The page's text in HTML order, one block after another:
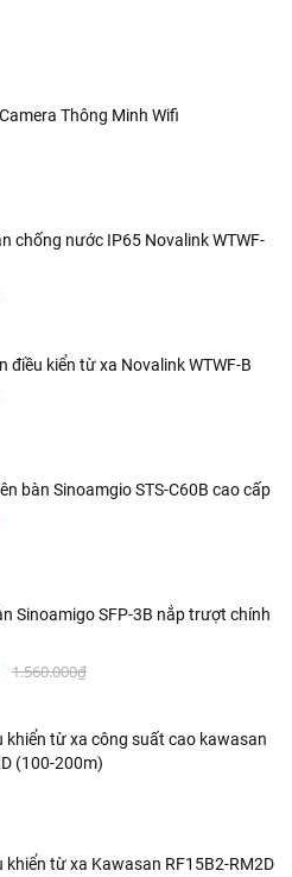
Thông Minh Wifi
chống nước IP65 Novalink WTWF-
điều kiển từ xa Novalink WTWF-B
bàn Sinoamgio STS-C60B cao cấp
Sinoamigo SFP-3B nắp trượt chính
1.560.000₫
khiển từ xa công suất cao kawasan
(100-200m)
khiển từ xa Kawasan RF15B2-RM2D